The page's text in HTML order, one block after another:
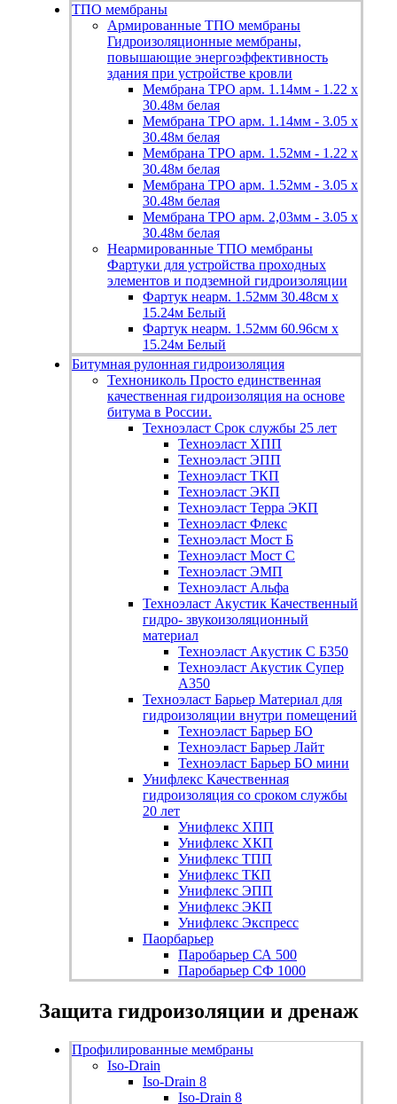
ТПО мембраны
Армированные ТПО мембраны
Гидроизоляционные мембраны,
повышающие энергоэффективность
здания при устройстве кровли
Мембрана TPO арм. 1.14мм - 1.22 х
30.48м белая
Мембрана TPO арм. 1.14мм - 3.05 х
30.48м белая
Мембрана TPO арм. 1.52мм - 1.22 х
30.48м белая
Мембрана TPO арм. 1.52мм - 3.05 х
30.48м белая
Мембрана TPO арм. 2,03мм - 3.05 х
30.48м белая
Неармированные ТПО мембраны
Фартуки для устройства проходных
элементов и подземной гидроизоляции
Фартук неарм. 1.52мм 30.48см х
15.24м Белый
Фартук неарм. 1.52мм 60.96см х
15.24м Белый
Битумная рулонная гидроизоляция
Технониколь Просто единственная
качественная гидроизоляция на основе
битума в России.
Техноэласт Срок службы 25 лет
Техноэласт ХПП
Техноэласт ЭПП
Техноэласт ТКП
Техноэласт ЭКП
Техноэласт Терра ЭКП
Техноэласт Флекс
Техноэласт Мост Б
Техноэласт Мост С
Техноэласт ЭМП
Техноэласт Альфа
Техноэласт Акустик Качественный
гидро- звукоизоляционный
материал
Техноэласт Акустик С Б350
Техноэласт Акустик Супер
А350
Техноэласт Барьер Материал для
гидроизоляции внутри помещений
Техноэласт Барьер БО
Техноэласт Барьер Лайт
Техноэласт Барьер БО мини
Унифлекс Качественная
гидроизоляция со сроком службы
20 лет
Унифлекс ХПП
Унифлекс ХКП
Унифлекс ТПП
Унифлекс ТКП
Унифлекс ЭПП
Унифлекс ЭКП
Унифлекс Экспресс
Паорбарьер
Паробарьер СА 500
Паробарьер СФ 1000
Защита гидроизоляции и дренаж
Профилированные мембраны
Iso-Drain
Iso-Drain 8
Iso-Drain 8